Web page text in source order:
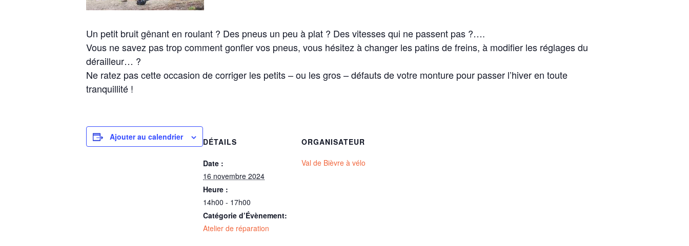
Un petit bruit gênant en roulant ? Des pneus un peu à plat ? Des vitesses qui ne passent pas ?….
Vous ne savez pas trop comment gonfler vos pneus, vous hésitez à changer les patins de freins, à modifier les réglages du
dérailleur… ?
Ne ratez pas cette occasion de corriger les petits – ou les gros – défauts de votre monture pour passer l’hiver en toute
tranquillité !
Ajouter au calendrier DÉTAILS
Date :
16 novembre 2024
Heure :
14h00 - 17h00
Catégorie d’Évènement:
Atelier de réparation
ORGANISATEUR
Val de Bièvre à vélo